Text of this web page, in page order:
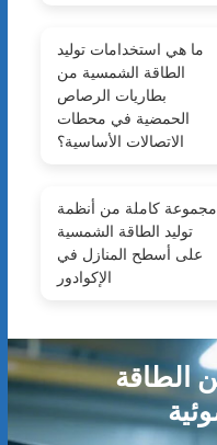
ما هي استخدامات توليد
الطاقة الشمسية من
بطاريات الرصاص
الحمضية في محطات
الاتصالات الأساسية؟
مجموعة كاملة من أنظمة
توليد الطاقة الشمسية
على أسطح المنازل في
الإكوادور
الطاقة